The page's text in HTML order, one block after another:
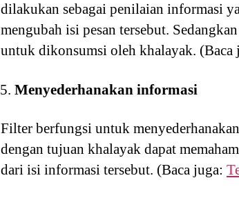
dilakukan sebagai penilaian informasi
mengubah isi pesan tersebut.
untuk dikonsumsi oleh khalayak. (Baca
Menyederhanakan informasi
Filter berfungsi untuk
dengan tujuan khalayak dapat
dari isi informasi tersebut. (Baca juga: